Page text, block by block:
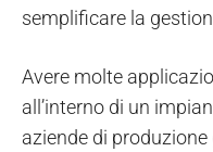
semplificare la
Avere molte
all’interno di un
aziende di